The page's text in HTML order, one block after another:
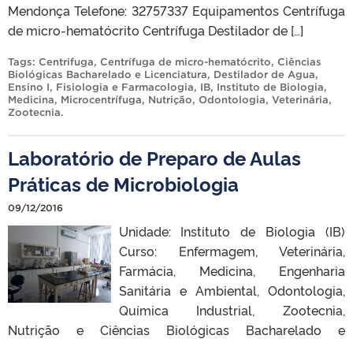
Mendonça Telefone: 32757337 Equipamentos Centrífuga
de micro-hematócrito Centrífuga Destilador de […]
Tags: Centrifuga, Centrífuga de micro-hematócrito, Ciências
Biológicas Bacharelado e Licenciatura, Destilador de Agua,
Ensino I, Fisiologia e Farmacologia, IB, Instituto de Biologia,
Medicina, Microcentrífuga, Nutrição, Odontologia, Veterinária,
Zootecnia.
Laboratório de Preparo de Aulas
Práticas de Microbiologia
09/12/2016
Unidade: Instituto de Biologia (IB)
Curso: Enfermagem, Veterinária,
Farmácia, Medicina, Engenharia
Sanitária e Ambiental, Odontologia,
Química Industrial, Zootecnia,
Nutrição e Ciências Biológicas Bacharelado e